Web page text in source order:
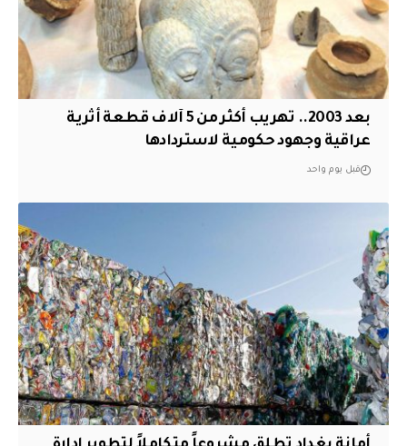
بعد 2003.. تهريب أكثر من 5 آلاف قطعة أثرية
عراقية وجهود حكومية لاستردادها
قبل يوم واحد